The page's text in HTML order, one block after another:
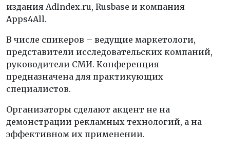
издания AdIndex.ru, Rusbase и компания
Apps4All.
В числе спикеров – ведущие маркетологи,
представители исследовательских компаний,
руководители СМИ. Конференция
предназначена для практикующих
специалистов.
Организаторы сделают акцент не на
демонстрации рекламных технологий, а на
эффективном их применении.